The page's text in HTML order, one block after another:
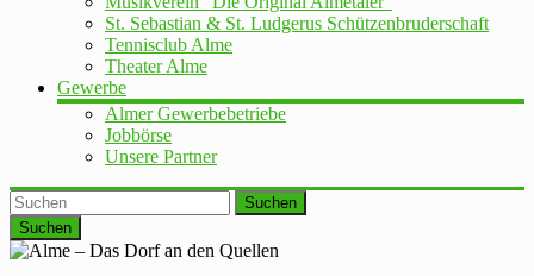
St. Sebastian & St. Ludgerus Schützenbruderschaft
Tennisclub Alme
Theater Alme
Gewerbe
Almer Gewerbebetriebe
Jobbörse
Unsere Partner
Suchen